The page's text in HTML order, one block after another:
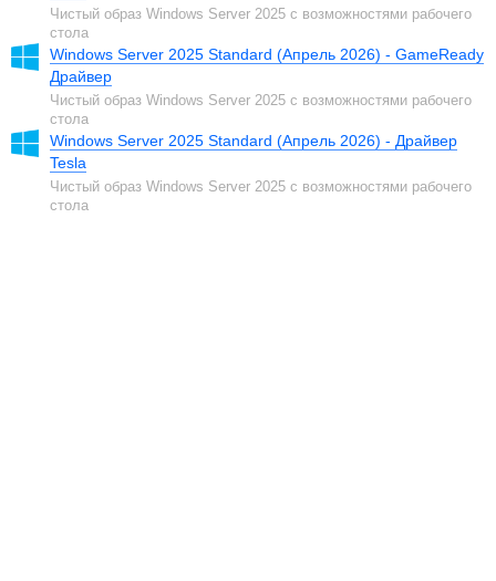
Чистый образ Windows Server 2025 с возможностями рабочего
стола
Windows Server 2025 Standard (Апрель 2026) - GameReady
Драйвер
Чистый образ Windows Server 2025 с возможностями рабочего
стола
Windows Server 2025 Standard (Апрель 2026) - Драйвер
Tesla
Чистый образ Windows Server 2025 с возможностями рабочего
стола